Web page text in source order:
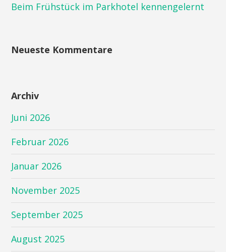
Beim Frühstück im Parkhotel kennengelernt
Neueste Kommentare
Archiv
Juni 2026
Februar 2026
Januar 2026
November 2025
September 2025
August 2025